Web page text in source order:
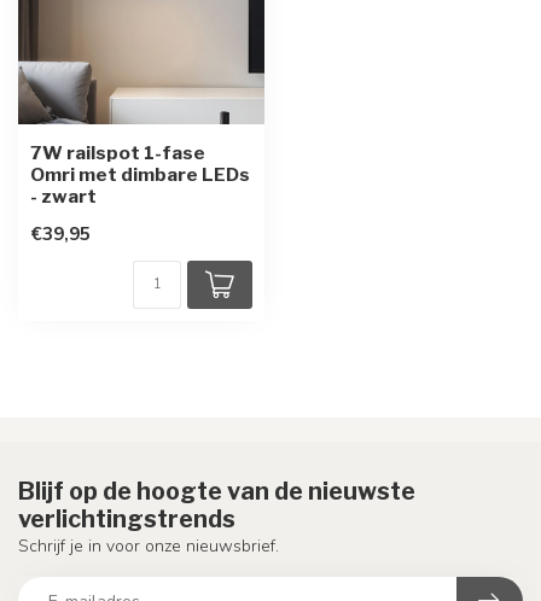
7W railspot 1-fase
Omri met dimbare LEDs
- zwart
€39,95
Blijf op de hoogte van de nieuwste
verlichtingstrends
Schrijf je in voor onze nieuwsbrief.